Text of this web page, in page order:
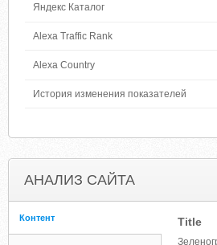
Яндекс Каталог
Alexa Traffic Rank
Alexa Country
История изменения показателей
АНАЛИЗ САЙТА
Контент Title